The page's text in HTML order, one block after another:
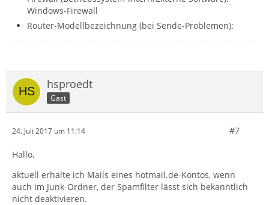
Windows-Firewall
Router-Modellbezeichnung (bei Sende-Problemen):
hsproedt
Gast
24. Juli 2017 um 11:14 #7
Hallo,
aktuell erhalte ich Mails eines hotmail.de-Kontos, wenn
auch im Junk-Ordner, der Spamfilter lässt sich bekanntlich
nicht deaktivieren.